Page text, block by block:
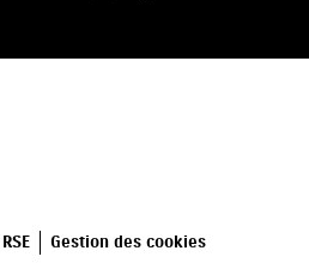
Gestion des cookies